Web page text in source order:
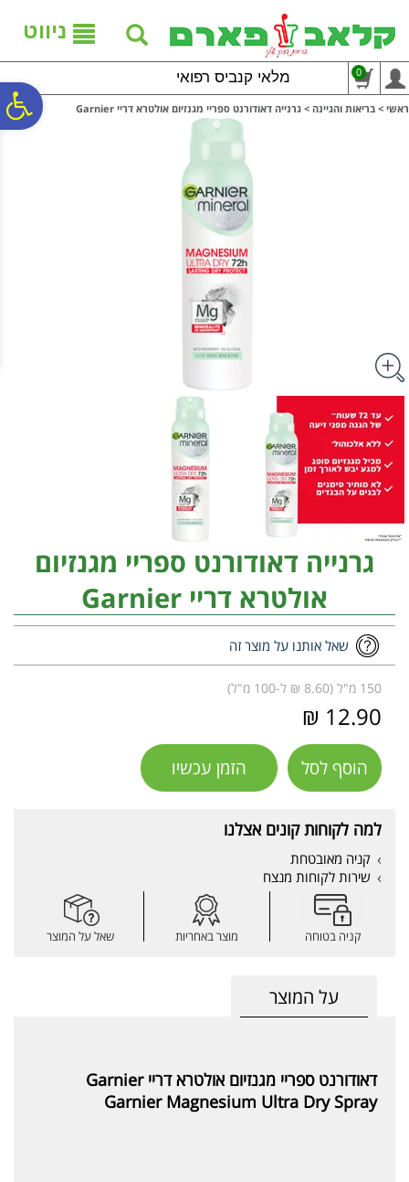
נגישות
אתר
המרכזי
ניווט
מלאי קנביס רפואי 0
ראשי > בריאות והגיינה > גרנייה דאודורנט ספריי מגנזיום אולטרא דריי Garnier
גרנייה דאודורנט ספריי מגנזיום
אולטרא דריי Garnier
שאל אותנו על מוצר זה
150 מ"ל (8.60 ₪ ל-100 מ"ל)
12.90 ₪
הוסף לסל הזמן עכשיו
למה לקוחות קונים אצלנו
קניה מאובטחת
שירות לקוחות מנצח
קניה בטוחה מוצר באחריות שאל על המוצר
על המוצר
דאודורנט ספריי מגנזיום אולטרא דריי Garnier
Garnier Magnesium Ultra Dry Spray